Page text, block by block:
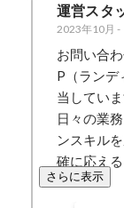
運営スタ
2023年10月 -
お問い合
P（ランデ
当していま
日々の業
ンスキル
確に応え
さらに表示